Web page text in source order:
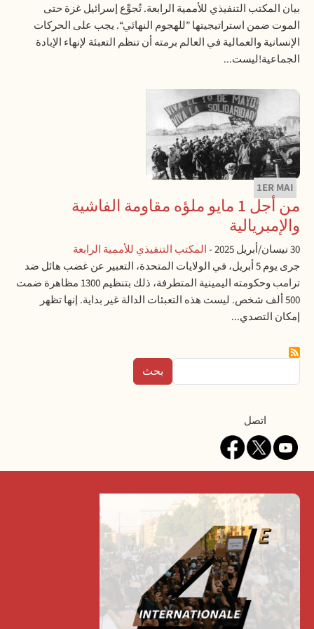
بيان المكتب التنفيذي للأممية الرابعة. تُجوِّع إسرائيل غزة حتى
الموت ضمن استراتيجيتها ”للهجوم النهائي“. يجب على الحركات
الإنسانية والعمالية في العالم برمته أن تنظم التعبئة لإنهاء الإبادة
الجماعية!ليست...
1ER MAI
من أجل 1 مايو ملؤه مقاومة الفاشية
والإمبريالية
30 نيسان/أبريل 2025 -المكتب التنفيذي للأممية الرابعة
جرى يوم 5 أبريل، في الولايات المتحدة، التعبير عن غضب هائل ضد
ترامب وحكومته اليمينية المتطرفة، ذلك بتنظيم 1300 مظاهرة ضمت
500 ألف شخص. ليست هذه التعبئات الدالة غير بداية. إنها تظهر
إمكان التصدي...
Contactاتصل